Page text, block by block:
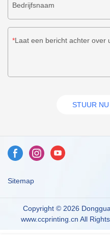
Bedrijfsnaam
Laat een bericht achter over
STUUR
Sitemap
Copyright © 2026
www.ccprinting.cn All